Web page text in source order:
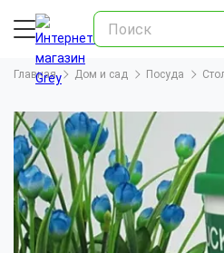
Главная Дом и сад Посуда